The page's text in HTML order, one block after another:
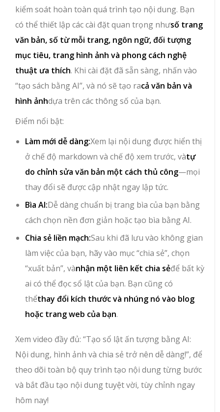
kiểm soát hoàn toàn quá trình tạo nội dung. Bạn
có thể thiết lập các cài đặt quan trọng nhưsố trang
văn bản, số từ mỗi trang, ngôn ngữ, đối tượng
mục tiêu, trang hình ảnh và phong cách nghệ
thuật ưa thích. Khi cài đặt đã sẵn sàng, nhấn vào
“tạo sách bằng AI”, và nó sẽ tạo racả văn bản và
hình ảnhdựa trên các thông số của bạn.
Điểm nổi bật:
Làm mới dễ dàng:Xem lại nội dung được hiển thị
ở chế độ markdown và chế độ xem trước, vàtự
do chỉnh sửa văn bản một cách thủ công—mọi
thay đổi sẽ được cập nhật ngay lập tức.
Bìa AI:Dễ dàng chuẩn bị trang bìa của bạn bằng
cách chọn nền đơn giản hoặc tạo bìa bằng AI.
Chia sẻ liền mạch:Sau khi đã lưu vào không gian
làm việc của bạn, hãy vào mục “chia sẻ”, chọn
“xuất bản”, vànhận một liên kết chia sẻđể bất kỳ
ai có thể đọc sổ lật của bạn. Bạn cũng có
thểthay đổi kích thước và nhúng nó vào blog
hoặc trang web của bạn.
Xem video đầy đủ: “Tạo sổ lật ấn tượng bằng AI:
Nội dung, hình ảnh và chia sẻ trở nên dễ dàng!”, để
theo dõi toàn bộ quy trình tạo nội dung từng bước
và bắt đầu tạo nội dung tuyệt vời, tùy chỉnh ngay
hôm nay!